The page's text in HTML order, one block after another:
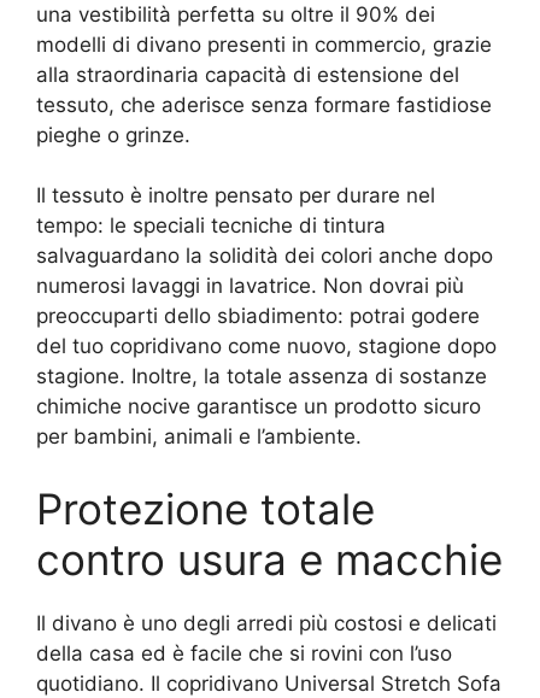
una vestibilità perfetta su oltre il 90% dei
modelli di divano presenti in commercio, grazie
alla straordinaria capacità di estensione del
tessuto, che aderisce senza formare fastidiose
pieghe o grinze.
Il tessuto è inoltre pensato per durare nel
tempo: le speciali tecniche di tintura
salvaguardano la solidità dei colori anche dopo
numerosi lavaggi in lavatrice. Non dovrai più
preoccuparti dello sbiadimento: potrai godere
del tuo copridivano come nuovo, stagione dopo
stagione. Inoltre, la totale assenza di sostanze
chimiche nocive garantisce un prodotto sicuro
per bambini, animali e l’ambiente.
Protezione totale
contro usura e macchie
Il divano è uno degli arredi più costosi e delicati
della casa ed è facile che si rovini con l’uso
quotidiano. Il copridivano Universal Stretch Sofa